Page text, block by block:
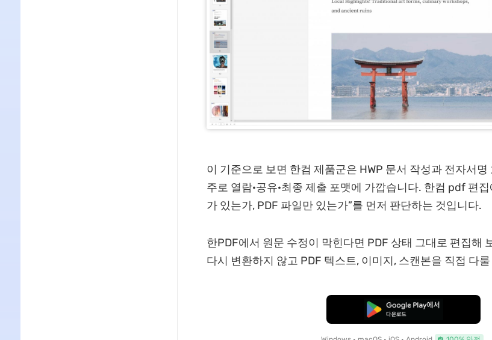
이 기준으로 보면 한컴 제품군은 HWP 문서 작성과 전자서명
주로 열람·공유·최종 제출 포맷에 가깝습니다. 한컴 pdf 편
가 있는가, PDF 파일만 있는가”를 먼저 판단하는 것입니다.
한PDF에서 원문 수정이 막힌다면 PDF 상태 그대로 편집해
다시 변환하지 않고 PDF 텍스트, 이미지, 스캔본을 직접 다
무료로 다운로드